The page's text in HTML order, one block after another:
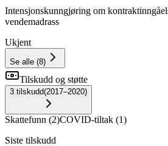
Intensjonskunngjøring om
vendemadrass
Ukjent
Se alle (8)
Tilskudd og støtte
3 tilskudd(2017–2020)
Skattefunn (2)COVID-tiltak (1)
Siste tilskudd